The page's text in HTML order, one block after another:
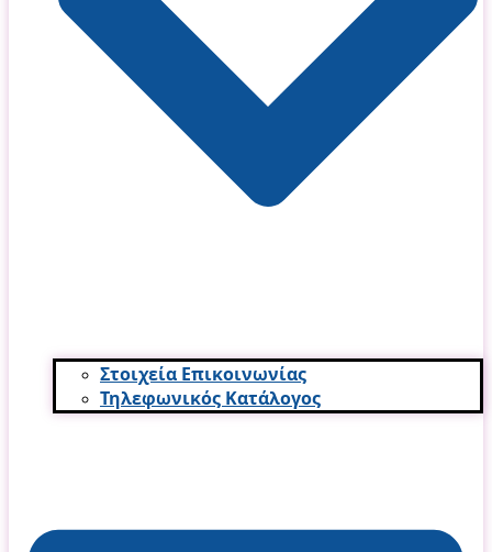
Στοιχεία Επικοινωνίας
Τηλεφωνικός Κατάλογος